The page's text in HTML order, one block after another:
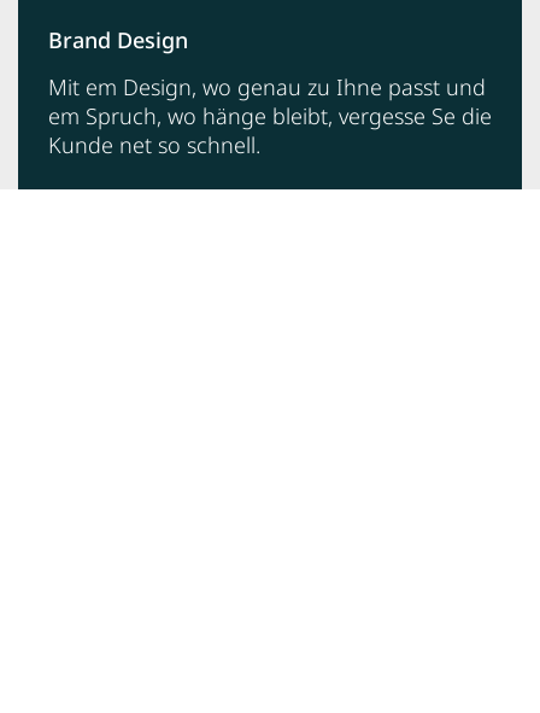
Brand Design
Mit em Design, wo genau zu Ihne passt und
em Spruch, wo hänge bleibt, vergesse Se die
Kunde net so schnell.